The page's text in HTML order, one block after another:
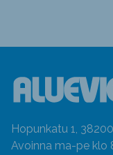
Hopunkatu 1,
Avoinna ma-pe klo